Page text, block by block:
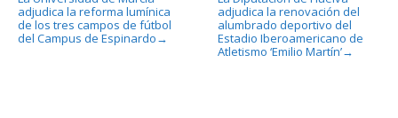
adjudica la reforma lumínica
de los tres campos de fútbol
del Campus de Espinardo →
adjudica la renovación del
alumbrado deportivo del
Estadio Iberoamericano de
Atletismo ‘Emilio Martín’→